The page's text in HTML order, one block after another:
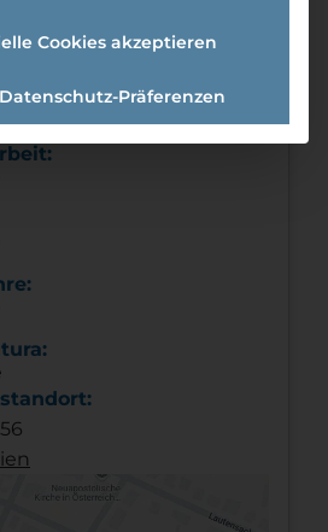
Cookies akzeptieren
Präferenzen